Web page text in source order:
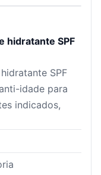
hidratante SPF
SPF
idade para
indicados,